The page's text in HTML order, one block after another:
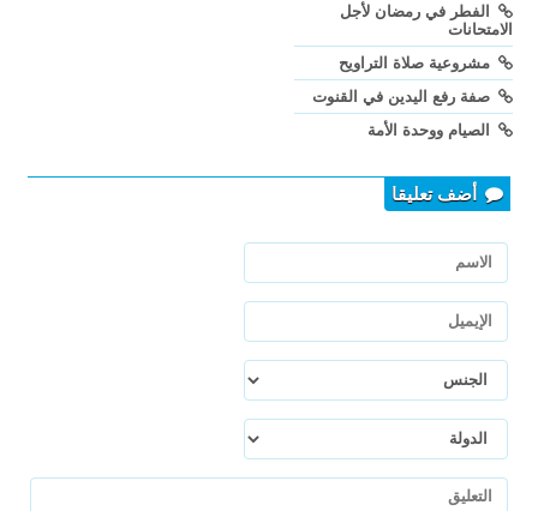
الفطر في رمضان لأجل
الامتحانات
مشروعية صلاة التراويح
صفة رفع اليدين في القنوت
الصيام ووحدة الأمة
أضف تعليقا